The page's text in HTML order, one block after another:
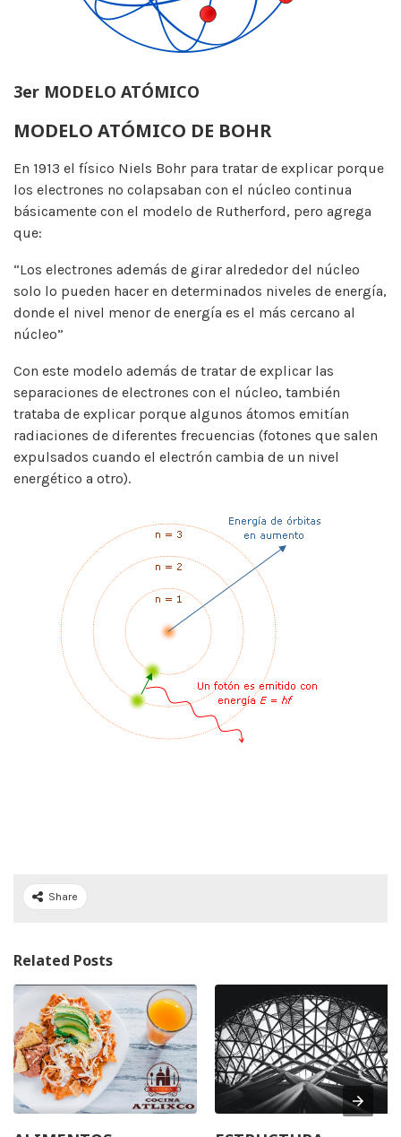
3er MODELO ATÓMICO
MODELO ATÓMICO DE BOHR
En 1913 el físico Niels Bohr para tratar de explicar porque
los electrones no colapsaban con el núcleo continua
básicamente con el modelo de Rutherford, pero agrega
que:
“Los electrones además de girar alrededor del núcleo
solo lo pueden hacer en determinados niveles de energía,
donde el nivel menor de energía es el más cercano al
núcleo”
Con este modelo además de tratar de explicar las
separaciones de electrones con el núcleo, también
trataba de explicar porque algunos átomos emitían
radiaciones de diferentes frecuencias (fotones que salen
expulsados cuando el electrón cambia de un nivel
energético a otro).
Share
Related Posts